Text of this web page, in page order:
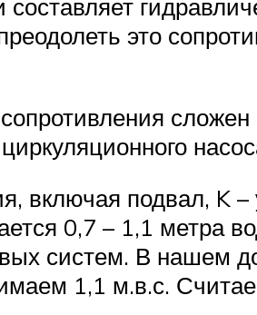
это
включая подвал, K
0,7 – 1,1 метра
систем. В нашем
1,1 м.в.с.